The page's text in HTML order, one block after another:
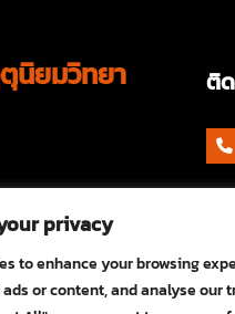
privacy
to enhance your browsing
or content, and analyse our
นิยมวิทยา ติ